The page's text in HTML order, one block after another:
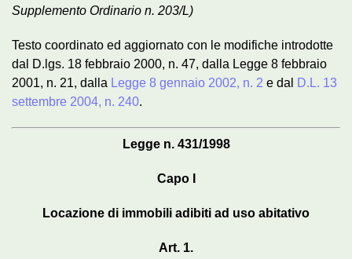
Supplemento Ordinario n. 203/L)
Testo coordinato ed aggiornato con le modifiche introdotte
dal D.lgs. 18 febbraio 2000, n. 47, dalla Legge 8 febbraio
2001, n. 21, dalla Legge 8 gennaio 2002, n. 2 e dal
D.L. 13
settembre 2004, n. 240.
Legge n. 431/1998
Capo I
Locazione di immobili adibiti ad uso abitativo
Art. 1.